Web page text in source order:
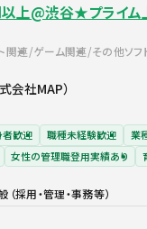
以上@渋谷★プライ
関連 ゲーム関連 その他ソフ
会社MAP）
者歓迎 職種未経験歓迎 業
女性の管理職登用実績あり
採用・管理・事務等）